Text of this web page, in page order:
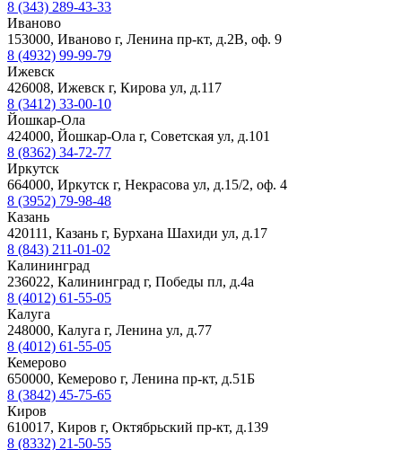
8 (343) 289-43-33
Иваново
153000, Иваново г, Ленина пр-кт, д.2В, оф. 9
8 (4932) 99-99-79
Ижевск
426008, Ижевск г, Кирова ул, д.117
8 (3412) 33-00-10
Йошкар-Ола
424000, Йошкар-Ола г, Советская ул, д.101
8 (8362) 34-72-77
Иркутск
664000, Иркутск г, Некрасова ул, д.15/2, оф. 4
8 (3952) 79-98-48
Казань
420111, Казань г, Бурхана Шахиди ул, д.17
8 (843) 211-01-02
Калининград
236022, Калининград г, Победы пл, д.4а
8 (4012) 61-55-05
Калуга
248000, Калуга г, Ленина ул, д.77
8 (4012) 61-55-05
Кемерово
650000, Кемерово г, Ленина пр-кт, д.51Б
8 (3842) 45-75-65
Киров
610017, Киров г, Октябрьский пр-кт, д.139
8 (8332) 21-50-55